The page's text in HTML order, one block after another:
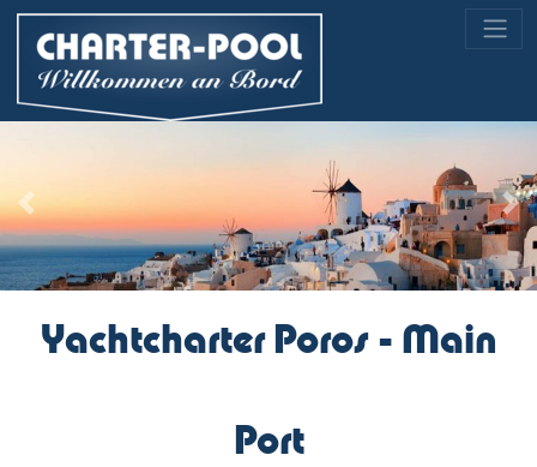
Previous Next
Yachtcharter Poros - Main
Port